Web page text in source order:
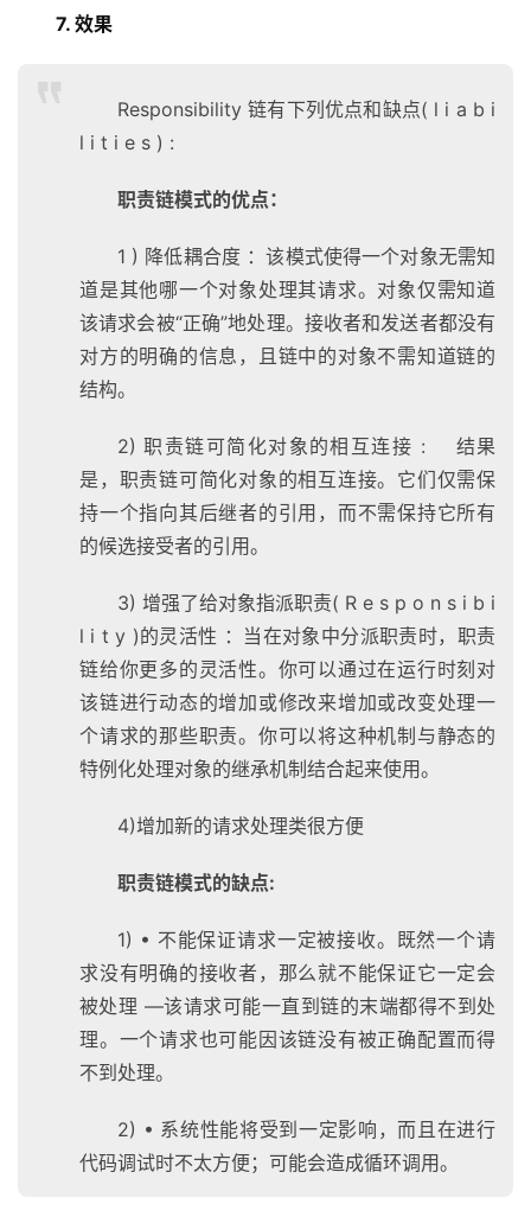
7. 效果
Responsibility 链有下列优点和缺点( l i a b i
l i t i e s ) :
职责链模式的优点：
1 ) 降低耦合度 ：该模式使得一个对象无需知
道是其他哪一个对象处理其请求。对象仅需知道
该请求会被“正确”地处理。接收者和发送者都没有
对方的明确的信息，且链中的对象不需知道链的
结构。
2) 职责链可简化对象的相互连接 : 结果
是，职责链可简化对象的相互连接。它们仅需保
持一个指向其后继者的引用，而不需保持它所有
的候选接受者的引用。
3) 增强了给对象指派职责( R e s p o n s i b i
l i t y )的灵活性 ：当在对象中分派职责时，职责
链给你更多的灵活性。你可以通过在运行时刻对
该链进行动态的增加或修改来增加或改变处理一
个请求的那些职责。你可以将这种机制与静态的
特例化处理对象的继承机制结合起来使用。
4)增加新的请求处理类很方便
职责链模式的缺点:
1) • 不能保证请求一定被接收。既然一个请
求没有明确的接收者，那么就不能保证它一定会
被处理 —该请求可能一直到链的末端都得不到处
理。一个请求也可能因该链没有被正确配置而得
不到处理。
2) • 系统性能将受到一定影响，而且在进行
代码调试时不太方便；可能会造成循环调用。